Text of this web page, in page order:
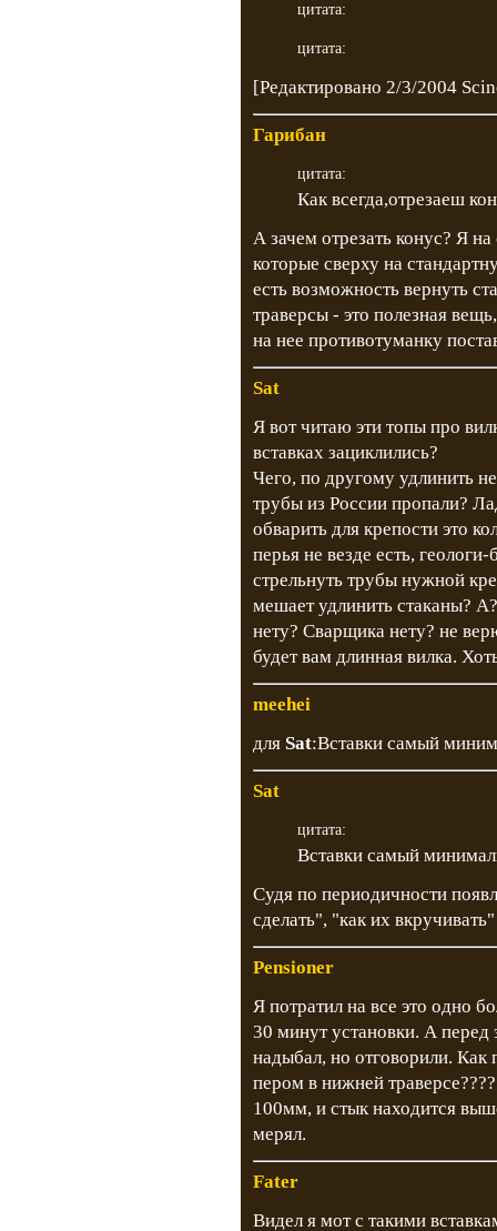
цитата:
цитата:
[Редактировано 2/3/2004
Гарибан
цитата:
Как всегда,отрезаеш
А зачем отрезать конус? Я
которые сверху на
есть возможность вернуть
траверсы - это полезная
на нее противотуманку
Sat
Я вот читаю эти топы про
вставках зациклились?
Чего, по другому удлинить
трубы из России пропали?
обварить для крепости это
перья не везде есть,
стрельнуть трубы нужной
мешает удлинить стаканы?
нету? Сварщика нету? не
будет вам длинная вилка.
meehei
для Sat:Вставки самый
Sat
цитата:
Вставки самый
Судя по периодичности
сделать", "как их
Pensioner
Я потратил на все это одно
30 минут установки. А перед
надыбал, но отговорили. Как
пером в нижней
100мм, и стык находится
мерял.
Fater
Видел я мот с такими